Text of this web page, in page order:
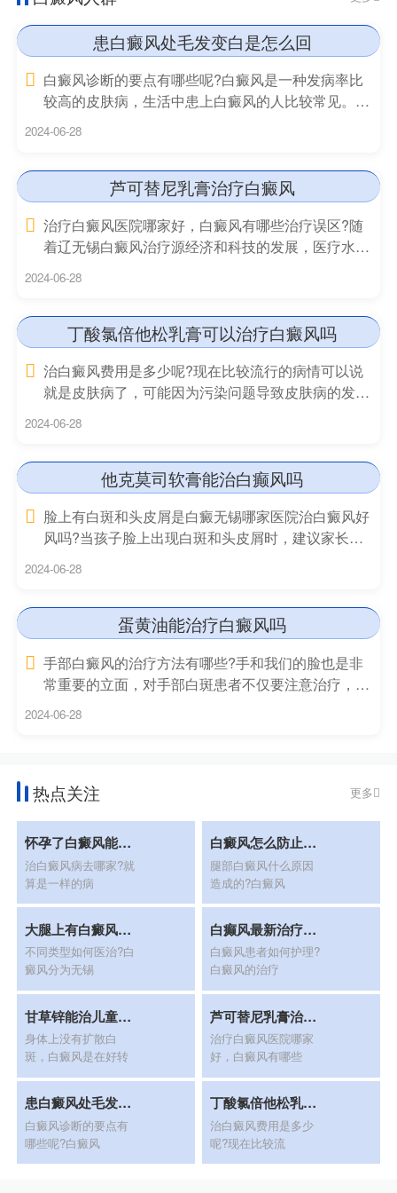
患白癜风处毛发变白是怎么回
白癜风诊断的要点有哪些呢?白癜风是一种发病率比
较高的皮肤病，生活中患上白癜风的人比较常见。由
于白癜风病
2024-06-28
芦可替尼乳膏治疗白癜风
治疗白癜风医院哪家好，白癜风有哪些治疗误区?随
着辽无锡白癜风治疗源经济和科技的发展，医疗水平
2024-06-28
丁酸氯倍他松乳膏可以治疗白癜风吗
治白癜风费用是多少呢?现在比较流行的病情可以说
就是皮肤病了，可能因为污染问题导致皮肤病的发病
2024-06-28
他克莫司软膏能治白癫风吗
脸上有白斑和头皮屑是白癜无锡哪家医院治白癜风好
风吗?当孩子脸上出现白斑和头皮屑时，建议家长多
2024-06-28
蛋黄油能治疗白癜风吗
手部白癜风的治疗方法有哪些?手和我们的脸也是非
常重要的立面，对手部白斑患者不仅要注意治疗，通
2024-06-28
热点关注 更多
怀孕了白癜风能治疗吗
治白癜风病去哪家?就
算是一样的病
大腿上有白癜风怎么办?
不同类型如何医治?白
癜风分为无锡
甘草锌能治儿童白殿疯
身体上没有扩散白
斑，白癜风是在好转
患白癜风处毛发变白是怎么回
白癜风诊断的要点有
哪些呢?白癜风
白癜风怎么防止新生
腿部白癜风什么原因
造成的?白癜风
白癫风最新治疗方法
白癜风患者如何护理?
白癜风的治疗
芦可替尼乳膏治疗白癜风
治疗白癜风医院哪家
好，白癜风有哪些
丁酸氯倍他松乳膏可以治疗白癜风吗
治白癜风费用是多少
呢?现在比较流